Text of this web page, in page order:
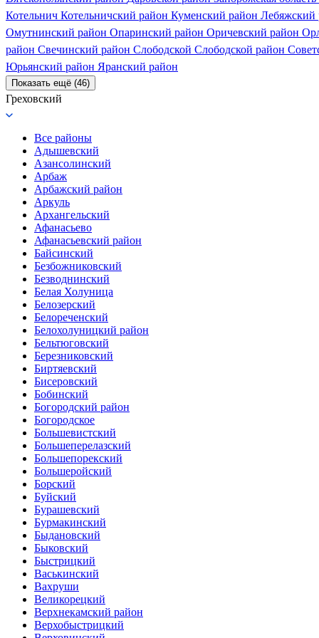
Котельнич Котельничский район Куменский район Лебяжский
Омутнинский район Опаринский район Оричевский район
район Свечинский район Слободской Слободской район
Юрьянский район Яранский район
Показать ещё (46)
Греховский
Все районы
Адышевский
Азансолинский
Арбаж
Арбажский район
Аркуль
Архангельский
Афанасьево
Афанасьевский район
Байсинский
Безбожниковский
Безводнинский
Белая Холуница
Белозерский
Белореченский
Белохолуницкий район
Бельтюговский
Березниковский
Биртяевский
Бисеровский
Бобинский
Богородский район
Богородское
Большевистский
Большеперелазский
Большепорекский
Большеройский
Борский
Буйский
Бурашевский
Бурмакинский
Быдановский
Быковский
Быстрицкий
Васькинский
Вахруши
Великорецкий
Верхнекамский район
Верхобыстрицкий